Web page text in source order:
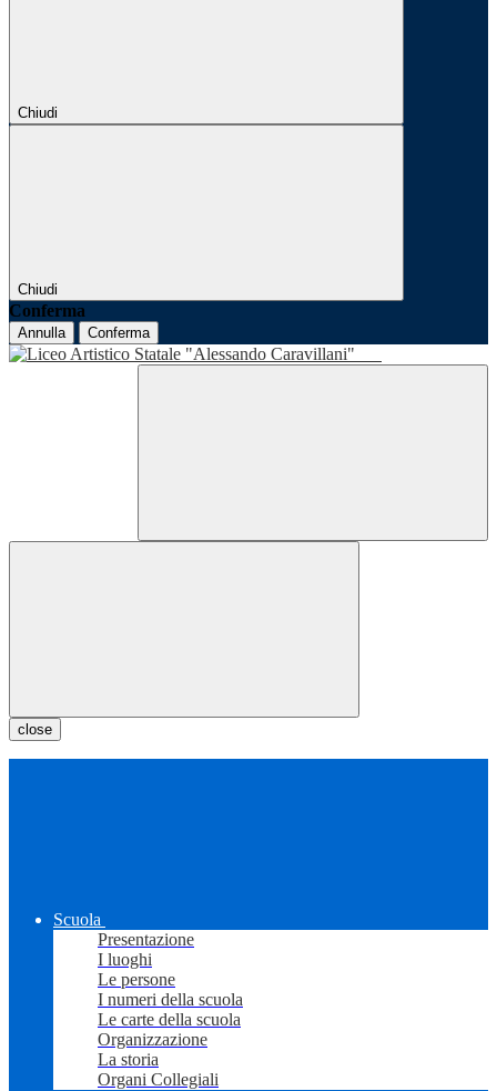
Chiudi
Chiudi
Conferma
Annulla Conferma
close
Scuola
Presentazione
I luoghi
Le persone
I numeri della scuola
Le carte della scuola
Organizzazione
La storia
Organi Collegiali